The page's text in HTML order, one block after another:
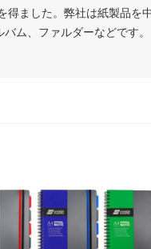
ました。弊社は紙製品を
ム、ファルダーなどです。